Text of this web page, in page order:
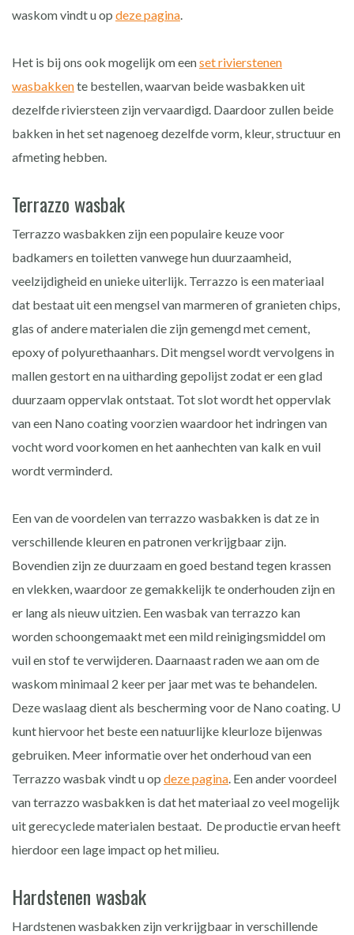
waskom vindt u op deze pagina.
Het is bij ons ook mogelijk om eenset rivierstenen
wasbakkente bestellen, waarvan beide wasbakken uit
dezelfde riviersteen zijn vervaardigd. Daardoor zullen beide
bakken in het set nagenoeg dezelfde vorm, kleur, structuur en
afmeting hebben.
Terrazzo wasbak
Terrazzo wasbakken zijn een populaire keuze voor
badkamers en toiletten vanwege hun duurzaamheid,
veelzijdigheid en unieke uiterlijk. Terrazzo is een materiaal
dat bestaat uit een mengsel van marmeren of granieten chips,
glas of andere materialen die zijn gemengd met cement,
epoxy of polyurethaanhars. Dit mengsel wordt vervolgens in
mallen gestort en na uitharding gepolijst zodat er een glad
duurzaam oppervlak ontstaat. Tot slot wordt het oppervlak
van een Nano coating voorzien waardoor het indringen van
vocht word voorkomen en het aanhechten van kalk en vuil
wordt verminderd.
Een van de voordelen van terrazzo wasbakken is dat ze in
verschillende kleuren en patronen verkrijgbaar zijn.
Bovendien zijn ze duurzaam en goed bestand tegen krassen
en vlekken, waardoor ze gemakkelijk te onderhouden zijn en
er lang als nieuw uitzien. Een wasbak van terrazzo kan
worden schoongemaakt met een mild reinigingsmiddel om
vuil en stof te verwijderen. Daarnaast raden we aan om de
waskom minimaal 2 keer per jaar met was te behandelen.
Deze waslaag dient als bescherming voor de Nano coating. U
kunt hiervoor het beste een natuurlijke kleurloze bijenwas
gebruiken. Meer informatie over het onderhoud van een
Terrazzo wasbak vindt u op deze pagina. Een ander voordeel
van terrazzo wasbakken is dat het materiaal zo veel mogelijk
uit gerecyclede materialen bestaat. De productie ervan heeft
hierdoor een lage impact op het milieu.
Hardstenen wasbak
Hardstenen wasbakken zijn verkrijgbaar in verschillende